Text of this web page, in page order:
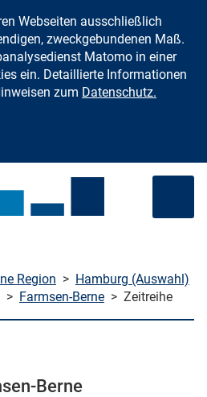
Zum Inhalt springen
Webseiten ausschließlich
zweckgebundenen Maß.
Matomo in einer
ein. Detaillierte Informationen
zum Datenschutz.
Region > Hamburg (Auswahl)
> Farmsen-Berne > Zeitreihe
Berne